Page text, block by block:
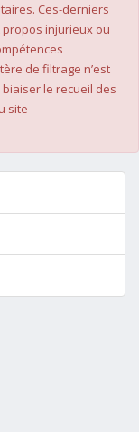
Ces-derniers
injurieux ou
de filtrage n’est
le recueil des
site